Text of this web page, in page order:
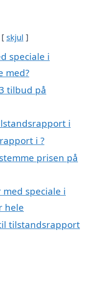
skjul
speciale i
med?
tilbud på
i
i ?
prisen på
speciale i
hele
tilstandsrapport